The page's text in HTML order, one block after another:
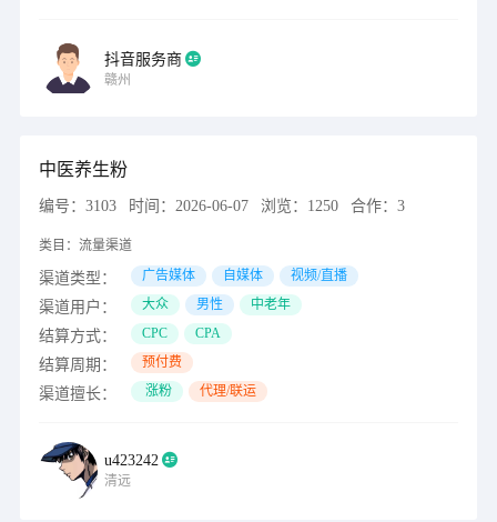
抖音服务商
赣州
中医养生粉
编号： 3103 时间： 2026-06-07 浏览： 1250 合作： 3
类目： 流量渠道
渠道类型： 广告媒体 自媒体 视频/直播
渠道用户： 大众 男性 中老年
结算方式： CPC CPA
结算周期： 预付费
渠道擅长： 涨粉 代理/联运
u423242
清远